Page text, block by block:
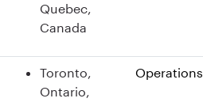
Quebec,
Canada
Toronto,
Ontario,
Operations